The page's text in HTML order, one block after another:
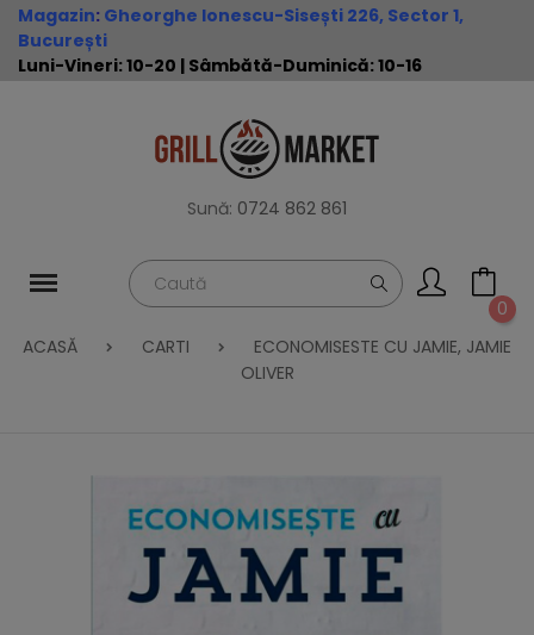
Magazin: Gheorghe Ionescu-Sisești 226, Sector 1,
București
Luni-Vineri: 10-20 | Sâmbătă-Duminică: 10-16
Sună: 0724 862 861
0
ACASĂ
CARTI
ECONOMISESTE CU JAMIE, JAMIE
OLIVER